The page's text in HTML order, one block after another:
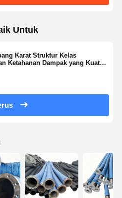
Untuk
Karat Struktur Kelas
Ketahanan Dampak yang Kuat